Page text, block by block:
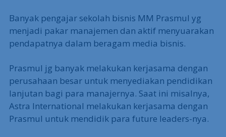
Banyak pengajar sekolah bisnis MM Prasmul yg
menjadi pakar manajemen dan aktif menyuarakan
pendapatnya dalam beragam media bisnis.
Prasmul jg banyak melakukan kerjasama dengan
perusahaan besar untuk menyediakan pendidikan
lanjutan bagi para manajernya. Saat ini misalnya,
Astra International melakukan kerjasama dengan
Prasmul untuk mendidik para future leaders-nya.